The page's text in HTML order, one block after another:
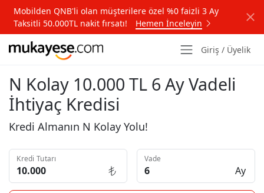
Mobilden QNB'li olan müşterilere özel %0 faizli 3 Ay
Taksitli 50.000TL nakit fırsatı!
Hemen İnceleyin
Giriş / Üyelik
N Kolay 10.000 TL 6 Ay Vadeli
İhtiyaç Kredisi
Kredi Almanın N Kolay Yolu!
Kredi Tutarı Vade
Ay